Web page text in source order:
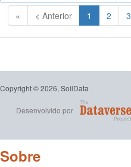
« < Anterior 1 (Atual)
2 3
Copyright © 2026, SoilData
Desenvolvido por
Sobre